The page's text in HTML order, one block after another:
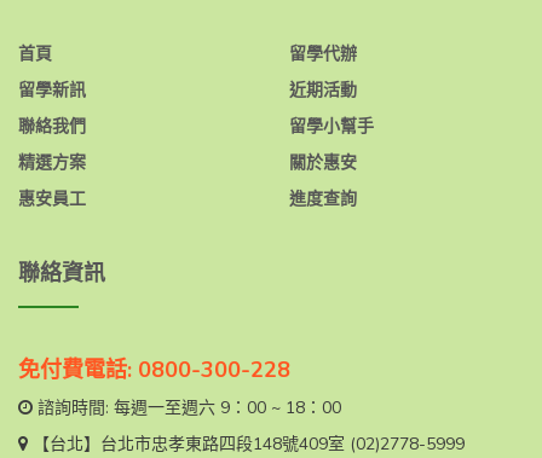
首頁
留學新訊
聯絡我們
精選方案
惠安員工
留學代辦
近期活動
留學小幫手
關於惠安
進度查詢
聯絡資訊
免付費電話: 0800-300-228
諮詢時間: 每週一至週六 9：00 ~ 18：00
【台北】 台北市忠孝東路四段148號409室 (02)2778-5999